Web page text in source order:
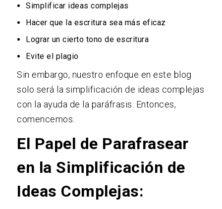
Simplificar ideas complejas
Hacer que la escritura sea más eficaz
Lograr un cierto tono de escritura
Evite el plagio
Sin embargo, nuestro enfoque en este blog
solo será la simplificación de ideas complejas
con la ayuda de la paráfrasis. Entonces,
comencemos.
El Papel de Parafrasear
en la Simplificación de
Ideas Complejas: